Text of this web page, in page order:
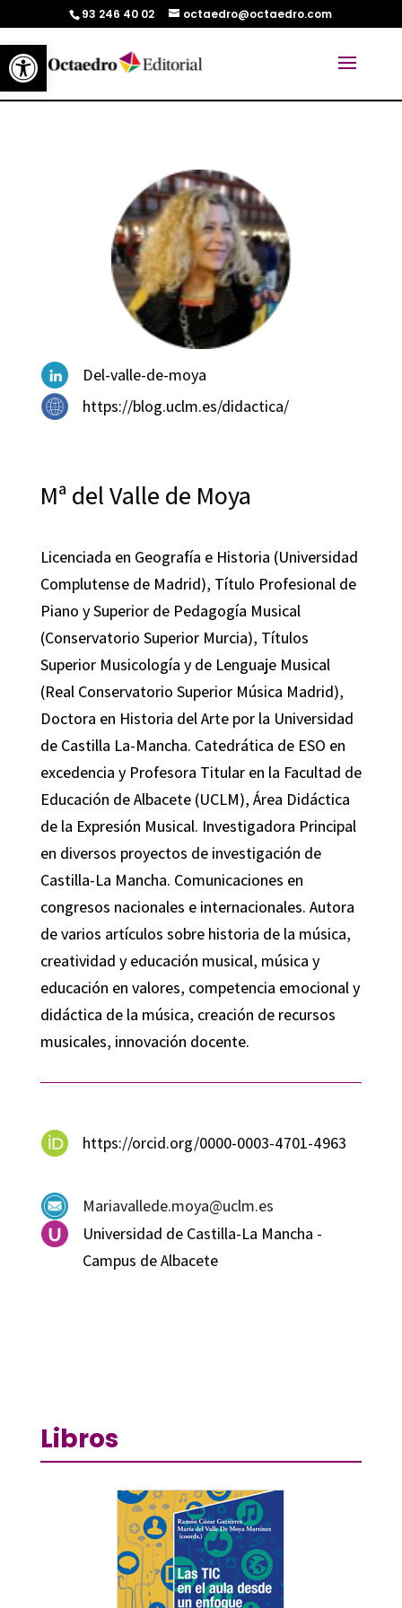
Abrir barra de herramientas
93 246 40 02 octaedro@octaedro.com
Del-valle-de-moya
https://blog.uclm.es/didactica/
Mª del Valle de Moya
Licenciada en Geografía e Historia (Universidad
Complutense de Madrid), Título Profesional de
Piano y Superior de Pedagogía Musical
(Conservatorio Superior Murcia), Títulos
Superior Musicología y de Lenguaje Musical
(Real Conservatorio Superior Música Madrid),
Doctora en Historia del Arte por la Universidad
de Castilla La-Mancha. Catedrática de ESO en
excedencia y Profesora Titular en la Facultad de
Educación de Albacete (UCLM), Área Didáctica
de la Expresión Musical. Investigadora Principal
en diversos proyectos de investigación de
Castilla-La Mancha. Comunicaciones en
congresos nacionales e internacionales. Autora
de varios artículos sobre historia de la música,
creatividad y educación musical, música y
educación en valores, competencia emocional y
didáctica de la música, creación de recursos
musicales, innovación docente.
https://orcid.org/0000-0003-4701-4963
Mariavallede.moya@uclm.es
Universidad de Castilla-La Mancha -
Campus de Albacete
Libros